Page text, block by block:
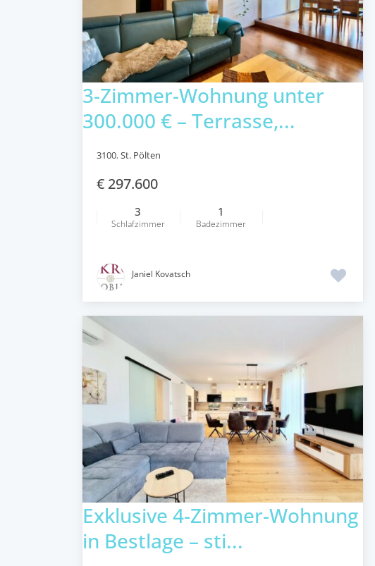
3-Zimmer-Wohnung unter
300.000 € – Terrasse,...
3100,St. Pölten
€ 297.600
3
Schlafzimmer
1
Badezimmer
Janiel Kovatsch
Exklusive 4-Zimmer-Wohnung
in Bestlage – sti...